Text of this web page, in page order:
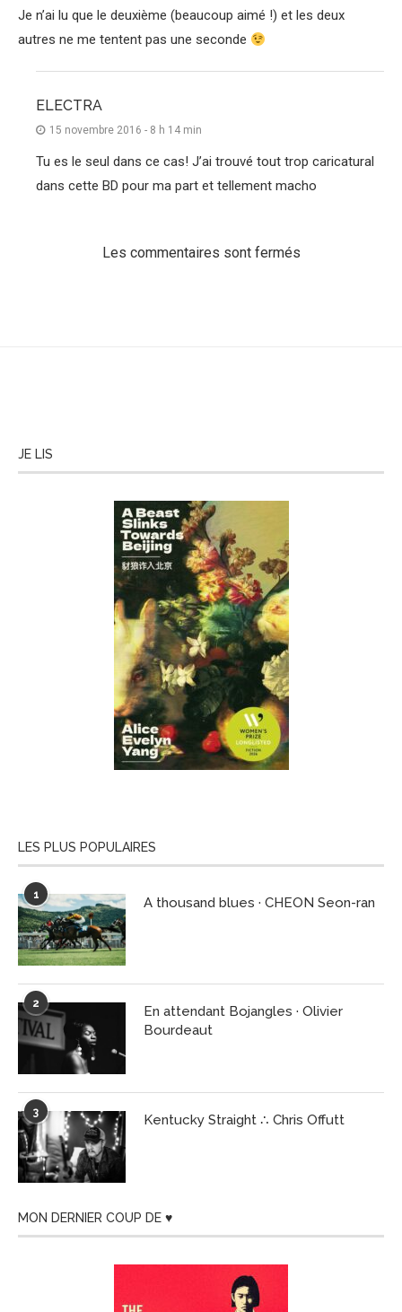
Je n’ai lu que le deuxième (beaucoup aimé !) et les deux
autres ne me tentent pas une seconde
ELECTRA
15 novembre 2016 - 8 h 14 min
Tu es le seul dans ce cas! J’ai trouvé tout trop caricatural
dans cette BD pour ma part et tellement macho
Les commentaires sont fermés
JE LIS
LES PLUS POPULAIRES
1 A thousand blues · CHEON Seon-ran
2
En attendant Bojangles · Olivier
Bourdeaut
3 Kentucky Straight ∴ Chris Offutt
MON DERNIER COUP DE ♥